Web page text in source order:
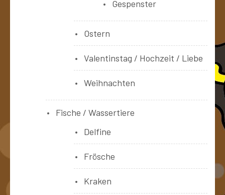
Gespenster
Ostern
Valentinstag / Hochzeit / Liebe
Weihnachten
Fische / Wassertiere
Delfine
Frösche
Kraken